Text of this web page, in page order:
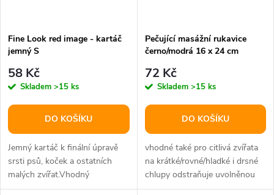
Fine Look red image - kartáč
jemný S
58 Kč
Skladem >15 ks
DO KOŠÍKU
Jemný kartáč k finální úpravě
srsti psů, koček a ostatních
malých zvířat.Vhodný
především na kudrnatou srst
Pečující masážní rukavice
černo/modrá 16 x 24 cm
72 Kč
Skladem >15 ks
DO KOŠÍKU
vhodné také pro citlivá zvířata
na krátké/rovné/hladké i drsné
chlupy odstraňuje uvolněnou
srst, prach i drobné...